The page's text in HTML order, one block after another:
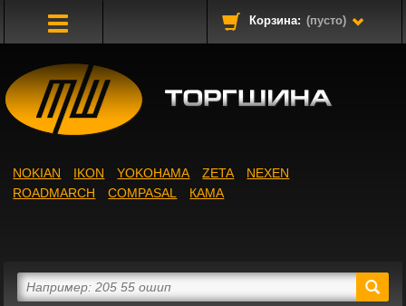
Корзина: (пусто)
NOKIAN IKON YOKOHAMA ZETA
NEXEN
ROADMARCH
COMPASAL КАМА